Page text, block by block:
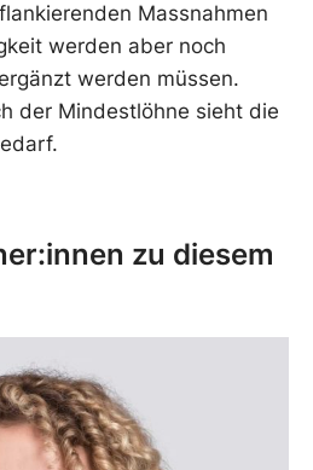
Massnahmen
werden aber noch
werden müssen.
der Mindestlöhne sieht die
zu diesem